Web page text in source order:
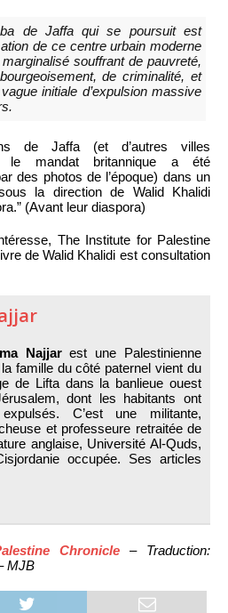
de Jaffa qui se poursuit est
de ce centre urbain moderne
souffrant de pauvreté,
de criminalité, et
initiale d’expulsion massive
de Jaffa (et d’autres villes
le mandat britannique a été
des photos de l’époque) dans un
la direction de Walid Khalidi
(Avant leur diaspora)
The Institute for Palestine
de Walid Khalidi est consultation
Najjarest une Palestinienne
famille du côté paternel vient du
de Lifta dans la banlieue ouest
dont les habitants ont
C’est une militante,
et professeure retraitée de
anglaise, Université Al-Quds,
occupée. Ses articles
Chronicle – Traduction:
MJB